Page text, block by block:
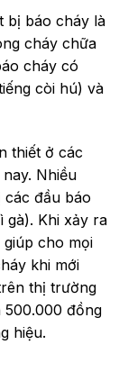
bị báo cháy là
cháy chữa
cháy có
còi hú) và
thiết ở các
Nhiều
đầu báo
gà). Khi xảy ra
cho mọi
khi mới
thị trường
500.000 đồng
hiệu.